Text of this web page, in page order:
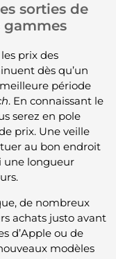
sorties de
gammes
prix des
dès qu’un
période
. En connaissant le
serez en pole
prix. Une veille
au bon endroit
une longueur
de nombreux
achats justo avant
d’Apple ou de
modèles